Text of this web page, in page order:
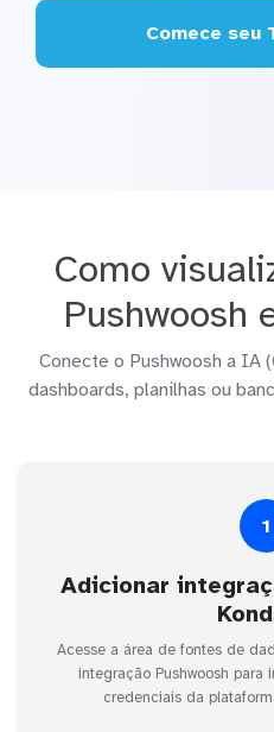
Comece seu
Como
Pushwoosh
Conecte o Pushwoosh a IA
dashboards, planilhas ou
1
Adicionar
Acesse a área de fontes de
integração Pushwoosh para
credenciais da